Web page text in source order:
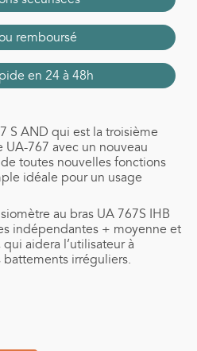
remboursé
en 24 à 48h
S AND qui est la troisième
767 avec un nouveau
toutes nouvelles fonctions
idéale pour un usage
au bras UA 767S IHB
indépendantes + moyenne et
aidera l’utilisateur à
irréguliers.